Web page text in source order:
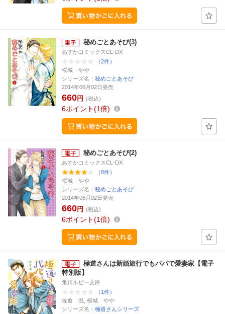
秘めごとあそび(3)
あすかコミックスCL-DX
（2件）
桜城 やや
シリーズ名： 秘めごとあそび
2014年06月02日発売
660円 (税込)
6ポイント 1倍
秘めごとあそび(2)
あすかコミックスCL-DX
（8件）
桜城 やや
シリーズ名： 秘めごとあそび
2014年06月02日発売
660円 (税込)
6ポイント 1倍
極道さんは新婚旅行でもパパで愛妻家【電子
特別版】
角川ルビー文庫
（1件）
佐倉 温, 桜城 やや
シリーズ名： 極道さんシリーズ